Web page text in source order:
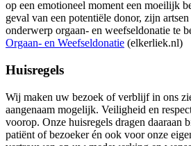
op een emotioneel moment een moeilijk
geval van een potentiële donor, zijn
onderwerp orgaan- en weefseldonatie te
Orgaan- en Weefseldonatie (elkerliek.nl)
Huisregels
Wij maken uw bezoek of verblijf in ons
aangenaam mogelijk. Veiligheid en
voorop. Onze huisregels dragen daaraan
patiënt of bezoeker én ook voor onze